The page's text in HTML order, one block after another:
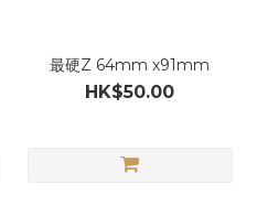
最硬Z 64mm x91mm
HK$50.00